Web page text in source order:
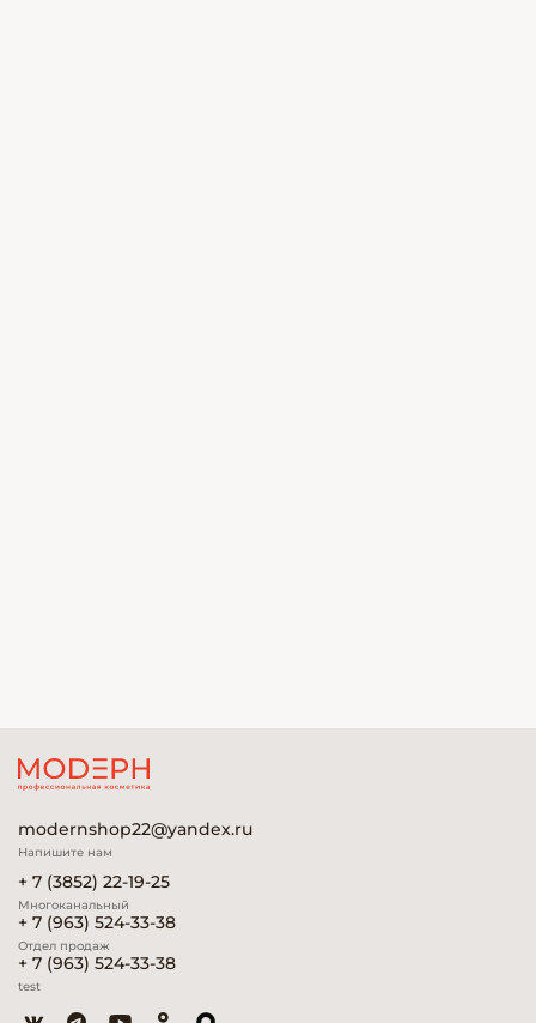
modernshop22@yandex.ru
Напишите нам
+ 7 (3852) 22-19-25
Многоканальный
+ 7 (963) 524-33-38
Отдел продаж
+ 7 (963) 524-33-38
test